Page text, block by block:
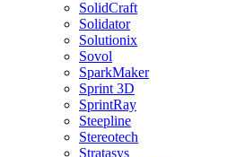
SolidCraft
Solidator
Solutionix
Sovol
SparkMaker
Sprint 3D
SprintRay
Steepline
Stereotech
Stratasys